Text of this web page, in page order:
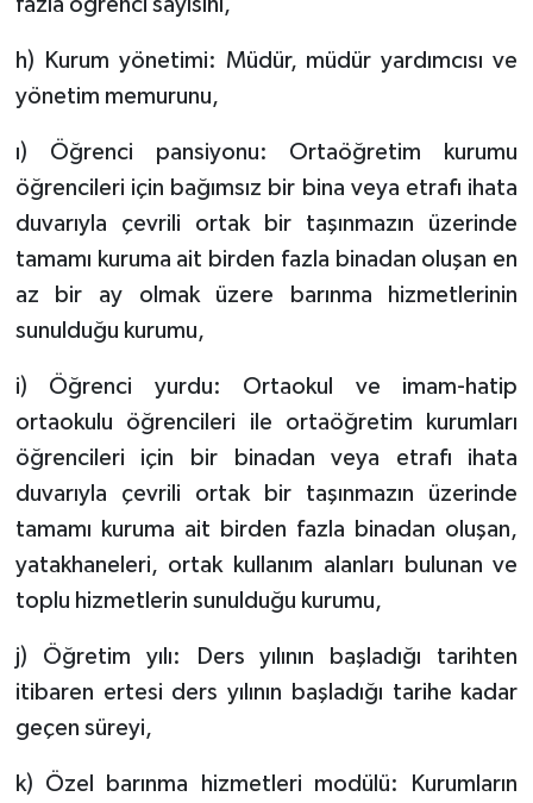
fazla öğrenci sayısını,
h) Kurum yönetimi: Müdür, müdür yardımcısı ve
yönetim memurunu,
ı) Öğrenci pansiyonu: Ortaöğretim kurumu
öğrencileri için bağımsız bir bina veya etrafı ihata
duvarıyla çevrili ortak bir taşınmazın üzerinde
tamamı kuruma ait birden fazla binadan oluşan en
az bir ay olmak üzere barınma hizmetlerinin
sunulduğu kurumu,
i) Öğrenci yurdu: Ortaokul ve imam-hatip
ortaokulu öğrencileri ile ortaöğretim kurumları
öğrencileri için bir binadan veya etrafı ihata
duvarıyla çevrili ortak bir taşınmazın üzerinde
tamamı kuruma ait birden fazla binadan oluşan,
yatakhaneleri, ortak kullanım alanları bulunan ve
toplu hizmetlerin sunulduğu kurumu,
j) Öğretim yılı: Ders yılının başladığı tarihten
itibaren ertesi ders yılının başladığı tarihe kadar
geçen süreyi,
k) Özel barınma hizmetleri modülü: Kurumların